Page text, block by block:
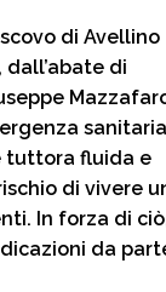
di Avellino
dall’abate di
tuttora fluida e
di vivere
In forza di
da